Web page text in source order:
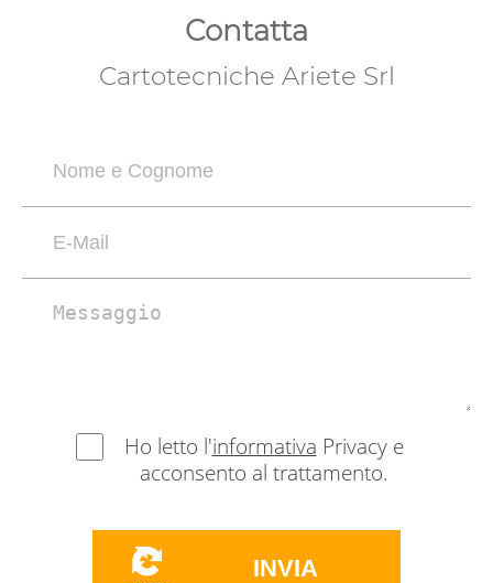
Contatta
Cartotecniche Ariete Srl
Ho letto l'informativa Privacy e
acconsento al trattamento.
INVIA